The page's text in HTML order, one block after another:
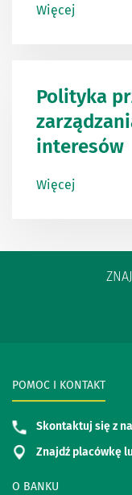
Więcej
Polityka
interesów
Więcej
O BANKU
POMOC I KONTAKT
Skontaktuj się z
Znajdź placówkę